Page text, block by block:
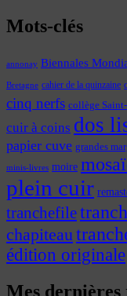
Mots-clés
annonay Biennales
Bretagne cahier de la quinzaine
cinq nerfs collège Saint-
cuir à coins dos
papier cuve grandes
minis-livres moire
plein cuir
tranchefile
chapiteau
édition originale
Mes